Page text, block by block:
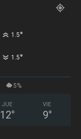
1.5°
1.5°
5%
JUE
12°
VIE
9°